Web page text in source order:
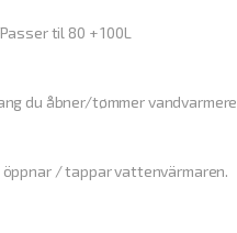
til 80 + 100L
du åbner/tømmer
/ tappar vattenvärmaren.